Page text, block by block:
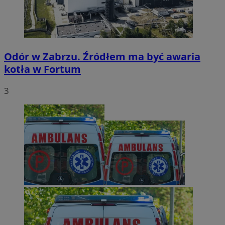
Odór w Zabrzu. Źródłem ma być awaria
kotła w Fortum
3